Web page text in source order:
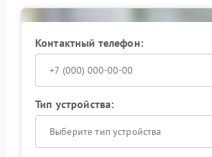
Контактный телефон:
Тип устройства:
Выберите тип устройства